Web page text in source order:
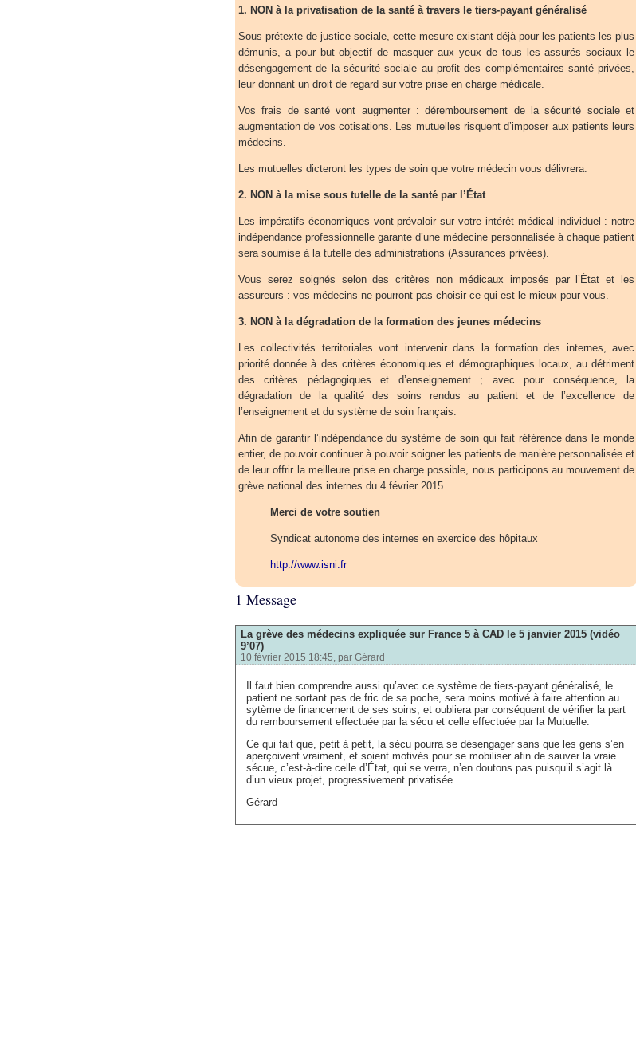
1. NON à la privatisation de la santé à travers le tiers-payant généralisé
Sous prétexte de justice sociale, cette mesure existant déjà pour les patients les plus
démunis, a pour but objectif de masquer aux yeux de tous les assurés sociaux le
désengagement de la sécurité sociale au profit des complémentaires santé privées,
leur donnant un droit de regard sur votre prise en charge médicale.
Vos frais de santé vont augmenter : déremboursement de la sécurité sociale et
augmentation de vos cotisations. Les mutuelles risquent d’imposer aux patients leurs
médecins.
Les mutuelles dicteront les types de soin que votre médecin vous délivrera.
2. NON à la mise sous tutelle de la santé par l’État
Les impératifs économiques vont prévaloir sur votre intérêt médical individuel : notre
indépendance professionnelle garante d’une médecine personnalisée à chaque patient
sera soumise à la tutelle des administrations (Assurances privées).
Vous serez soignés selon des critères non médicaux imposés par l’État et les
assureurs : vos médecins ne pourront pas choisir ce qui est le mieux pour vous.
3. NON à la dégradation de la formation des jeunes médecins
Les collectivités territoriales vont intervenir dans la formation des internes, avec
priorité donnée à des critères économiques et démographiques locaux, au détriment
des critères pédagogiques et d’enseignement ; avec pour conséquence, la
dégradation de la qualité des soins rendus au patient et de l’excellence de
l’enseignement et du système de soin français.
Afin de garantir l’indépendance du système de soin qui fait référence dans le monde
entier, de pouvoir continuer à pouvoir soigner les patients de manière personnalisée et
de leur offrir la meilleure prise en charge possible, nous participons au mouvement de
grève national des internes du 4 février 2015.
Merci de votre soutien
Syndicat autonome des internes en exercice des hôpitaux
http://www.isni.fr
1 Message
La grève des médecins expliquée sur France 5 à CAD le 5 janvier 2015 (vidéo
9’07)
10 février 2015 18:45, par Gérard
Il faut bien comprendre aussi qu’avec ce système de tiers-payant généralisé, le
patient ne sortant pas de fric de sa poche, sera moins motivé à faire attention au
sytème de financement de ses soins, et oubliera par conséquent de vérifier la part
du remboursement effectuée par la sécu et celle effectuée par la Mutuelle.
Ce qui fait que, petit à petit, la sécu pourra se désengager sans que les gens s’en
aperçoivent vraiment, et soient motivés pour se mobiliser afin de sauver la vraie
sécue, c’est-à-dire celle d’État, qui se verra, n’en doutons pas puisqu’il s’agit là
d’un vieux projet, progressivement privatisée.
Gérard